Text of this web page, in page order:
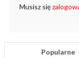
Musisz się
Popularne